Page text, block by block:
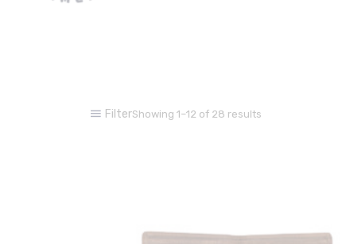
FilterShowing 1–12 of 28 results